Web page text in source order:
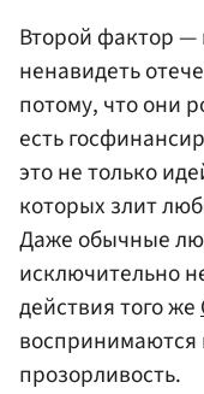
Второй фактор —
ненавидеть
потому, что они
есть
это не только
которых злит
Даже обычные
исключительно
действия того же
воспринимаются
прозорливость.